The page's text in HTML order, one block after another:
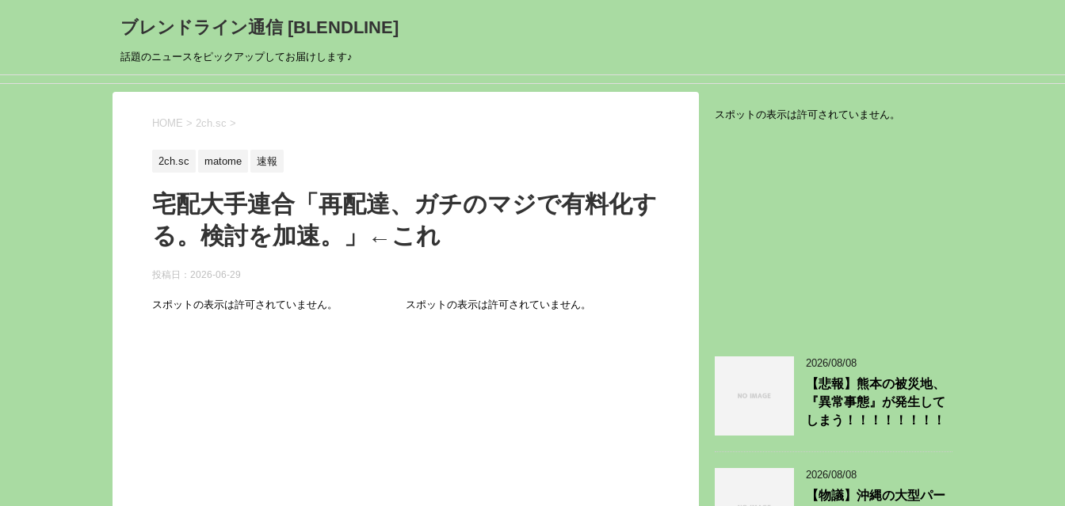
ブレンドライン通信 [BLENDLINE]
話題のニュースをピックアップしてお届けします♪
HOME > 2ch.sc >
2ch.sc matome 速報
宅配大手連合「再配達、ガチのマジで有料化す
る。検討を加速。」←これ
投稿日： 2026-06-29
2026/08/08
【悲報】熊本の被災地、
『異常事態』が発生して
しまう！！！！！！！！
2026/08/08
【物議】沖縄の大型パー